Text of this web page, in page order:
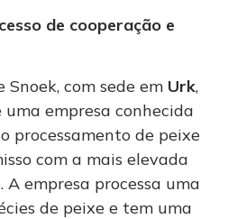
de cooperação e
Snoek, com sede em Urk,
uma empresa conhecida
processamento de peixe
com a mais elevada
empresa processa uma
de peixe e tem uma